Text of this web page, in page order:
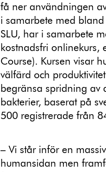
få ner användningen
i samarbete med
SLU, har i samarbete
kostnadsfri onlinekurs,
Course). Kursen visar
välfärd och
begränsa spridning av
bakterier, baserat på
500 registrerade från
– Vi står inför en
humansidan men